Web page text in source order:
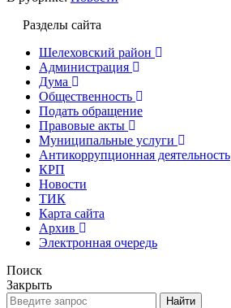
Разделы сайта
Шелеховский район
Администрация
Дума
Общественность
Подать обращение
Правовые акты
Муниципальные услуги
Антикоррупционная деятельность
КРП
Новости
ТИК
Карта сайта
Архив
Электронная очередь
Поиск
Закрыть
Найти